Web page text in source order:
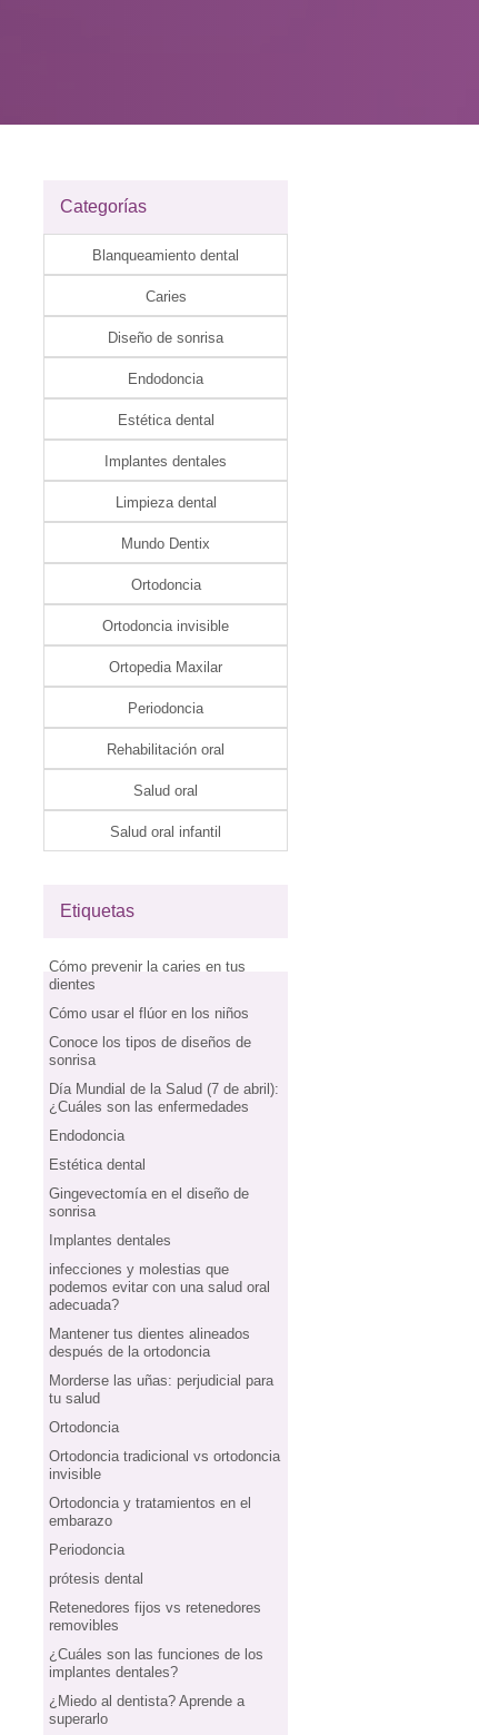
Categorías
Blanqueamiento dental
Caries
Diseño de sonrisa
Endodoncia
Estética dental
Implantes dentales
Limpieza dental
Mundo Dentix
Ortodoncia
Ortodoncia invisible
Ortopedia Maxilar
Periodoncia
Rehabilitación oral
Salud oral
Salud oral infantil
Etiquetas
Cómo prevenir la caries en tus
dientes
Cómo usar el flúor en los niños
Conoce los tipos de diseños de
sonrisa
Día Mundial de la Salud (7 de abril):
¿Cuáles son las enfermedades
Endodoncia
Estética dental
Gingevectomía en el diseño de
sonrisa
Implantes dentales
infecciones y molestias que
podemos evitar con una salud oral
adecuada?
Mantener tus dientes alineados
después de la ortodoncia
Morderse las uñas: perjudicial para
tu salud
Ortodoncia
Ortodoncia tradicional vs ortodoncia
invisible
Ortodoncia y tratamientos en el
embarazo
Periodoncia
prótesis dental
Retenedores fijos vs retenedores
removibles
¿Cuáles son las funciones de los
implantes dentales?
¿Miedo al dentista? Aprende a
superarlo